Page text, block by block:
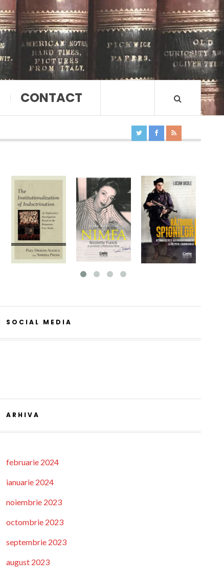
CONTACT
SOCIAL MEDIA
ARHIVA
februarie 2024
ianuarie 2024
noiembrie 2023
octombrie 2023
septembrie 2023
august 2023